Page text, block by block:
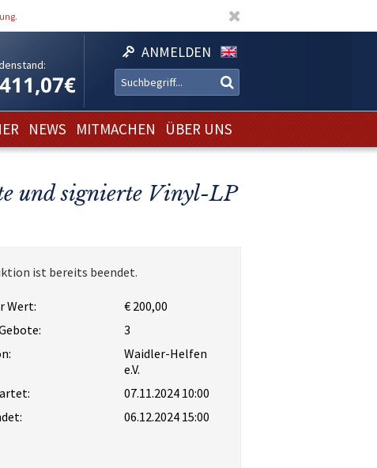
.
ANMELDEN
NEWS MITMACHEN ÜBER UNS
und signierte Vinyl-LP
ist bereits beendet.
Wert:
€ 200,00
3
Waidler-Helfen
e.V.
07.11.2024 10:00
06.12.2024 15:00